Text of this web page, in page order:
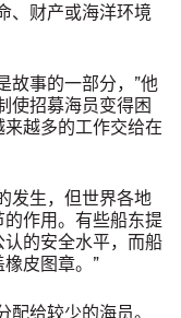
、财产或海洋环境
事的一部分， ”他
使招募海员变得困
越多的工作交给在
发生，但世界各地
作用。有些船东提
的安全水平，而船
皮图章。 ”
给较少的海员。